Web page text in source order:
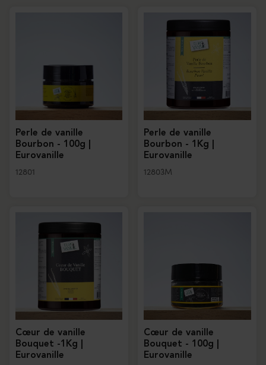
Perle de vanille
Bourbon - 100g |
Eurovanille
12801
Perle de vanille
Bourbon - 1Kg |
Eurovanille
12803M
Cœur de vanille
Bouquet -1Kg |
Eurovanille
Cœur de vanille
Bouquet - 100g |
Eurovanille